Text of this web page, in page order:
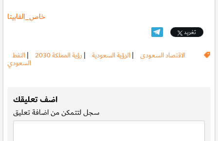
خاص_الفابيتا
تغريد
الاقتصاد السعودى | الرؤية السعودية | رؤية المملكة 2030 | النفط
السعودي
اضف تعليقك
سجللتتمكن من اضافة تعليق